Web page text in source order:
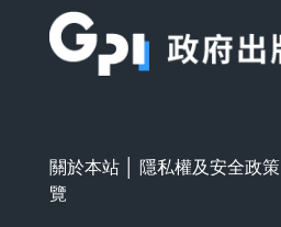
關於本站 隱私權及安全政策
覽